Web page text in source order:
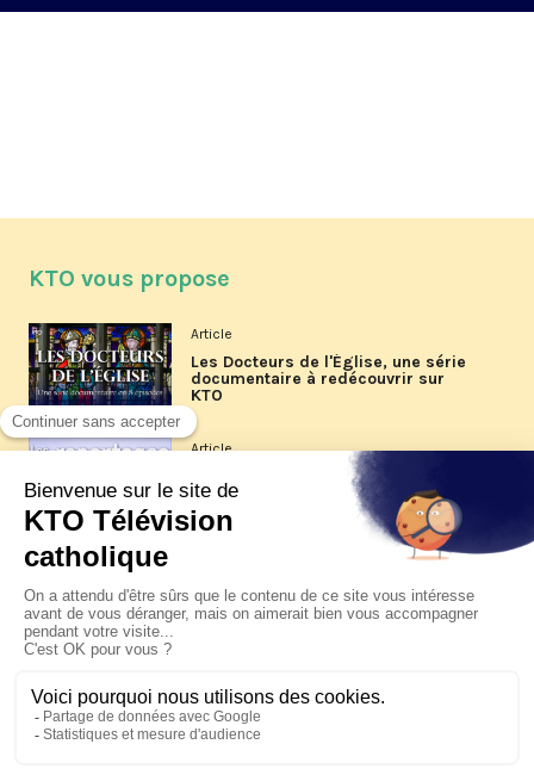
KTO vous propose
Article
Les Docteurs de l'Église, une série
documentaire à redécouvrir sur
KTO
Article
Les reportages d'été 2026 de KTO
La visite pastorale du pape Léon
XIV à Assise à suivre sur KTO le
jeudi 6 août
Le pape en Uruguay, Argentine et
Pérou du 6 au 17 novembre 2026